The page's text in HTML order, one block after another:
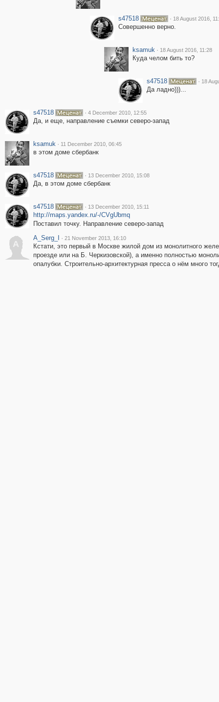
s47518 · 18 August 2016,
Совершенно верно.
ksamuk · 18 August 2016, 11:28
Куда челом бить то?
s47518 · 18
Да ладно)))...
s47518 · 4 December 2010, 12:55
Да, и еще, направление съемки северо-запад
ksamuk · 11 December 2010, 06:45
в этом доме сбербанк
s47518 · 13 December 2010, 15:08
Да, в этом доме сбербанк
s47518 · 13 December 2010, 15:11
http://maps.yandex.ru/-/CVgUbmq
Поставил точку. Направление северо-запад
A
A_Serg_I · 21 November 2013, 16:10
Кстати, это первый в Москве жилой дом из монолитного
проезде или на Б. Черкизовской), а именно полностью
опалубки. Строительно-архитектурная пресса о нём много